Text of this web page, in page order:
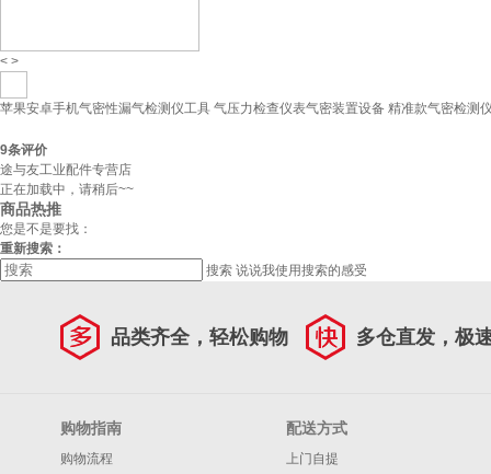
< >
苹果安卓手机气密性漏气检测仪工具 气压力检查仪表气密装置设备 精准款气密检测
9条评价
途与友工业配件专营店
正在加载中，请稍后~~
商品热推
您是不是要找：
重新搜索：
搜索 说说我使用搜索的感受
品类齐全，轻松购物 多仓直发，极
购物指南
购物流程
配送方式
上门自提